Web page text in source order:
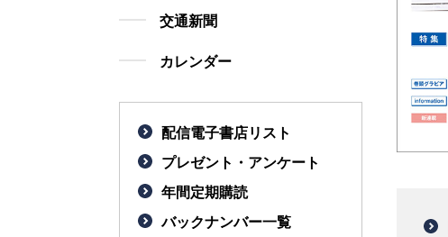
交通新聞
カレンダー
配信電子書店リスト
プレゼント・アンケート
年間定期購読
バックナンバー一覧